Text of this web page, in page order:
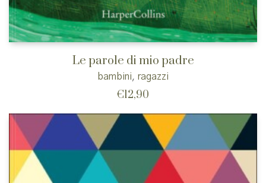
Le parole di mio padre
bambini, ragazzi
€12,90